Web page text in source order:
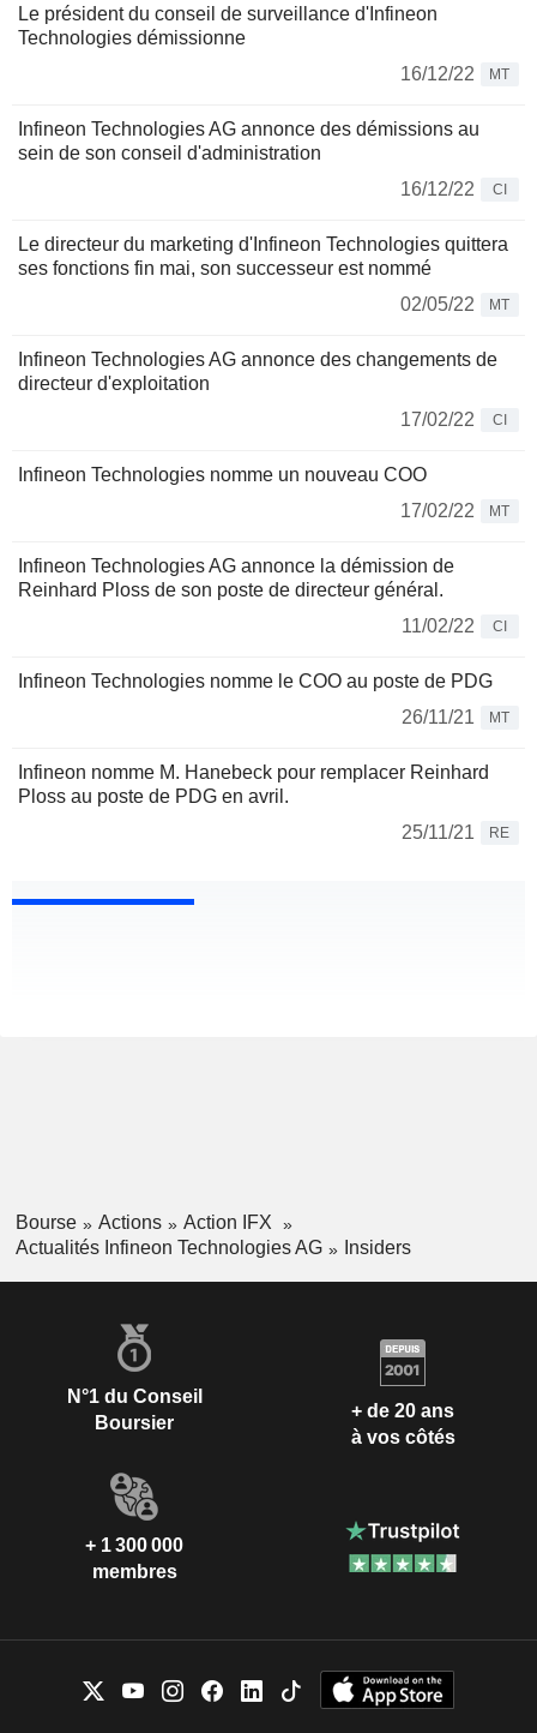
Le président du conseil de surveillance d'Infineon
Technologies démissionne
16/12/22
MT
Infineon Technologies AG annonce des démissions au
sein de son conseil d'administration
16/12/22
CI
Le directeur du marketing d'Infineon Technologies quittera
ses fonctions fin mai, son successeur est nommé
02/05/22
MT
Infineon Technologies AG annonce des changements de
directeur d'exploitation
17/02/22
CI
Infineon Technologies nomme un nouveau COO
17/02/22
MT
Infineon Technologies AG annonce la démission de
Reinhard Ploss de son poste de directeur général.
11/02/22
CI
Infineon Technologies nomme le COO au poste de PDG
26/11/21
MT
Infineon nomme M. Hanebeck pour remplacer Reinhard
Ploss au poste de PDG en avril.
25/11/21
RE
Bourse Actions
Action IFX
Actualités Infineon Technologies AG
Insiders
N°1 du Conseil
Boursier
+ de 20 ans
à vos côtés
+ 1 300 000
membres